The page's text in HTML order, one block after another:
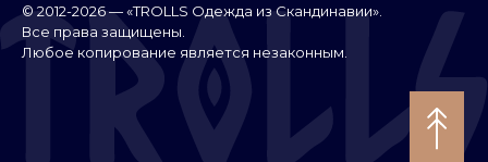
© 2012-2026 — «TROLLS Одежда из Скандинавии».
Все права защищены.
Любое копирование является незаконным.